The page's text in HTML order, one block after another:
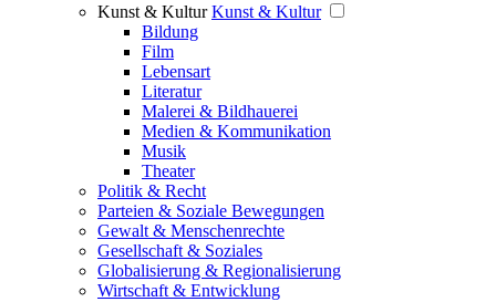
Kunst & Kultur Kunst & Kultur
Bildung
Film
Lebensart
Literatur
Malerei & Bildhauerei
Medien & Kommunikation
Musik
Theater
Politik & Recht
Parteien & Soziale Bewegungen
Gewalt & Menschenrechte
Gesellschaft & Soziales
Globalisierung & Regionalisierung
Wirtschaft & Entwicklung